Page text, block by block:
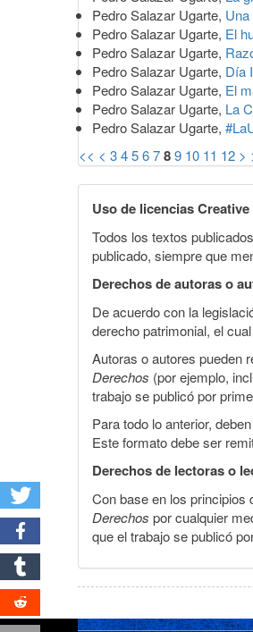
Pedro Salazar Ugarte,
Pedro Salazar Ugarte, El
Pedro Salazar Ugarte,
Pedro Salazar Ugarte, Día
Pedro Salazar Ugarte, El
Pedro Salazar Ugarte, La
Pedro Salazar Ugarte,
<< < 3456789 10 11 12 >
Uso de licencias
Todos los textos
publicado, siempre que
Derechos de autoras o
De acuerdo con la
derecho patrimonial, el
Autoras o autores pueden
Derechos (por ejemplo,
trabajo se publicó por
Para todo lo anterior,
Este formato debe ser
Derechos de lectoras o
Con base en los principios
Derechos por cualquier
que el trabajo se publicó